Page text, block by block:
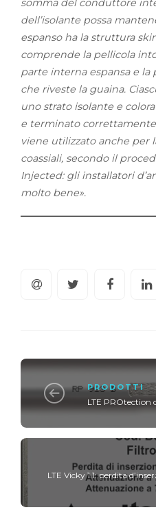
somma del conduttore
dell’isolante possa
espanso ha la struttura
comprende la pellicola
parte interna espansa e la
che riveste la guaina.
uno strato isolante e
e terminato
viene utilizzato anche per
coassiali, secondo il
Injected: gli installatori
molto bene».
PRODOTTI
LTE PROtection
LTE Vicky 1.1: perdita